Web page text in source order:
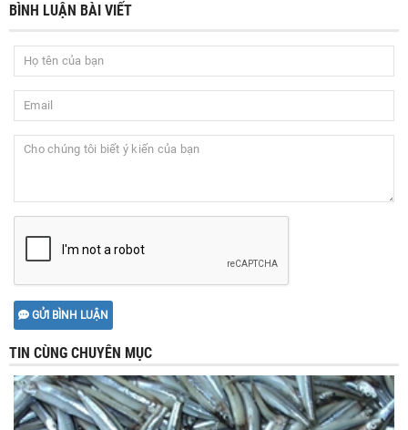
BÌNH LUẬN BÀI VIẾT
GỬI BÌNH LUẬN
TIN CÙNG CHUYÊN MỤC